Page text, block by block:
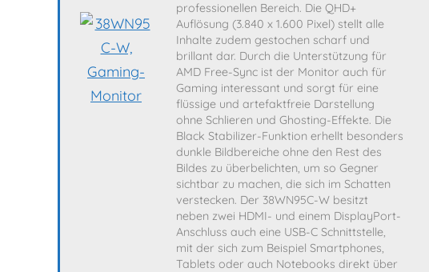
professionellen Bereich. Die QHD+
Auflösung (3.840 x 1.600 Pixel) stellt alle
Inhalte zudem gestochen scharf und
brillant dar. Durch die Unterstützung für
AMD Free-Sync ist der Monitor auch für
Gaming interessant und sorgt für eine
flüssige und artefaktfreie Darstellung
ohne Schlieren und Ghosting-Effekte. Die
Black Stabilizer-Funktion erhellt besonders
dunkle Bildbereiche ohne den Rest des
Bildes zu überbelichten, um so Gegner
sichtbar zu machen, die sich im Schatten
verstecken. Der 38WN95C-W besitzt
neben zwei HDMI- und einem DisplayPort-
Anschluss auch eine USB-C Schnittstelle,
mit der sich zum Beispiel Smartphones,
Tablets oder auch Notebooks direkt über